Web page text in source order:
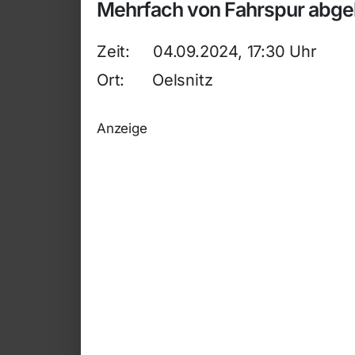
Mehrfach von Fahrspur
Zeit: 04.09.2024, 17:30 Uhr
Ort: Oelsnitz
Anzeige